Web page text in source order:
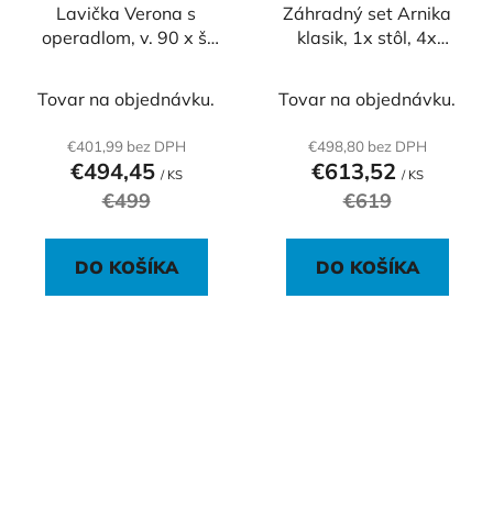
Lavička Verona s
operadlom, v. 90 x š.
Tovar na objednávku.
€401,99 bez DPH
€494,45 / KS
€499
DO KOŠÍKA
Záhradný set Arnika
klasik, 1x stôl, 4x
6005 zelená
Tovar na objednávku.
€498,80 bez DPH
€613,52 / KS
€619
DO KOŠÍKA